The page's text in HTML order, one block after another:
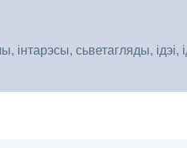
сьветагляды, ідэі,